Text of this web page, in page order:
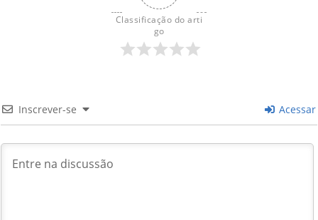
Classificação do arti
go
Inscrever-se Acessar